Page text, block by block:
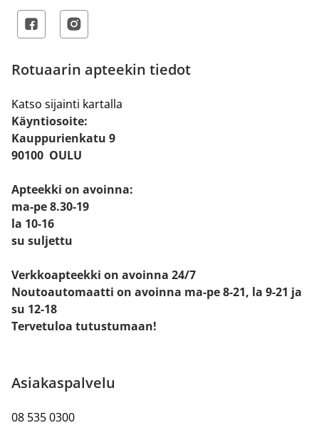
Rotuaarin apteekin tiedot
Katso sijainti kartalla
Käyntiosoite:
Kauppurienkatu 9
90100 OULU
Apteekki on avoinna:
ma-pe 8.30-19
la 10-16
su suljettu
Verkkoapteekki on avoinna 24/7
Noutoautomaatti on avoinna ma-pe 8-21, la 9-21 ja
su 12-18
Tervetuloa tutustumaan!
Asiakaspalvelu
08 535 0300